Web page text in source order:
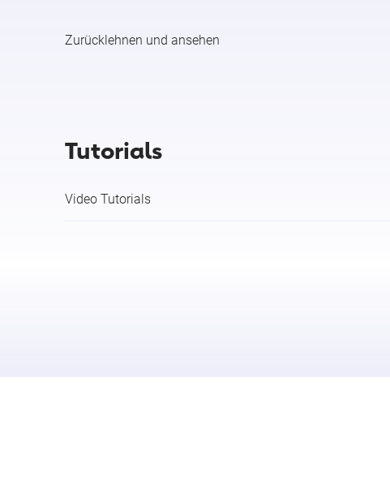
Zurücklehnen und ansehen
Tutorials
Video Tutorials